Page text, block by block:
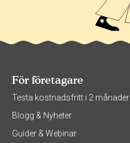
För företagare
Testa kostnadsfritt i 2 månader
Blogg & Nyheter
Guider & Webinar